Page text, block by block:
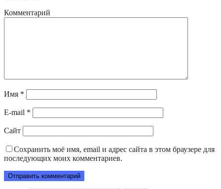
Комментарий
Имя *
E-mail *
Сайт
Сохранить моё имя, email и адрес сайта в этом браузере для
последующих моих комментариев.